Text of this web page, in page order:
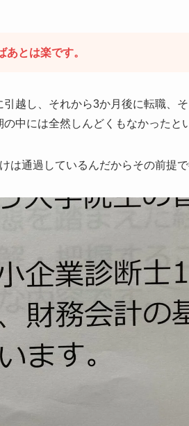
とは楽です。
越し、それから3か月後に転職、
中には全然しんどくもなかったと
通過しているんだからその前提